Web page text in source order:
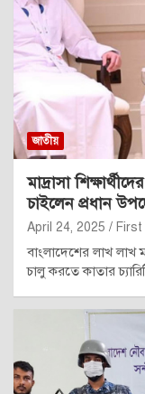
জাতীয়
মাদ্রাসা
চাইলেন প্রধান
April 24, 2025
বাংলাদেশের লাখ লাখ
চালু করতে কাতার